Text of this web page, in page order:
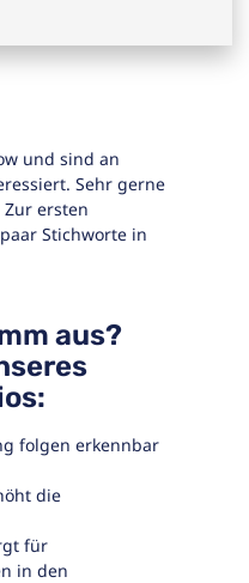
und sind an
Sehr gerne
ersten
Stichworte in
aus?
folgen erkennbar
die
für
in den